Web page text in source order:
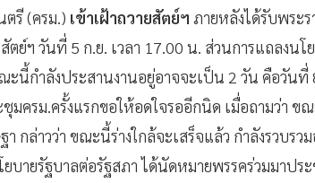
รี (ครม.) เข้าเฝ้าถวายสัตย์ฯ ภายหลังได้รับพระร
ย์ฯ วันที่ 5 ก.ย. เวลา 17.00 น. ส่วนการแถลงนโ
ะนี้กำลังประสานงานอยู่อาจจะเป็น 2 วัน คือวันที่
ครม.ครั้งแรกขอให้อดใจรออีกนิด เมื่อถามว่า ข
กล่าวว่า ขณะนี้ร่างใกล้จะเสร็จแล้ว กำลังรวบรว
ยบายรัฐบาลต่อรัฐสภา ได้นัดหมายพรรคร่วมมาป